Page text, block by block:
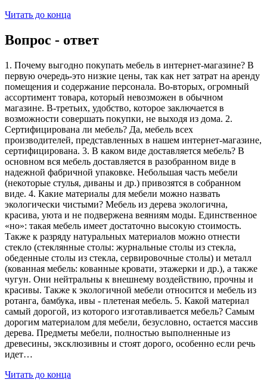
Читать до конца
Вопрос - ответ
1. Почему выгодно покупать мебель в интернет-магазине? В
первую очередь-это низкие цены, так как нет затрат на аренду
помещения и содержание персонала. Во-вторых, огромный
ассортимент товара, который невозможен в обычном
магазине. В-третьих, удобство, которое заключается в
возможности совершать покупки, не выходя из дома. 2.
Сертифицирована ли мебель? Да, мебель всех
производителей, представленных в нашем интернет-магазине,
сертифицирована. 3. В каком виде доставляется мебель? В
основном вся мебель доставляется в разобранном виде в
надежной фабричной упаковке. Небольшая часть мебели
(некоторые стулья, диваны и др.) привозятся в собранном
виде. 4. Какие материалы для мебели можно назвать
экологически чистыми? Мебель из дерева экологична,
красива, уюта и не подвержена веяниям моды. Единственное
«но»: такая мебель имеет достаточно высокую стоимость.
Также к разряду натуральных материалов можно отнести
стекло (стеклянные столы: журнальные столы из стекла,
обеденные столы из стекла, сервировочные столы) и металл
(кованная мебель: кованные кровати, этажерки и др.), а также
чугун. Они нейтральны к внешнему воздействию, прочны и
красивы. Также к экологичной мебели относится и мебель из
ротанга, бамбука, ивы - плетеная мебель. 5. Какой материал
самый дорогой, из которого изготавливается мебель? Самым
дорогим материалом для мебели, безусловно, остается массив
дерева. Предметы мебели, полностью выполненные из
древесины, эксклюзивны и стоят дорого, особенно если речь
идет…
Читать до конца